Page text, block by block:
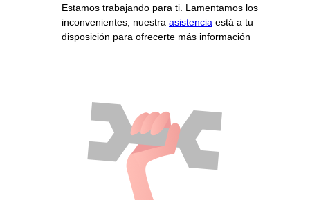
Estamos trabajando para ti. Lamentamos los
inconvenientes, nuestra asistencia está a tu
disposición para ofrecerte más información